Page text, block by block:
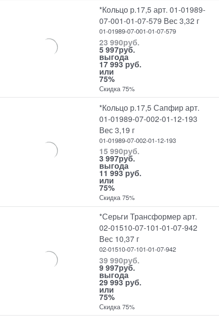
*Кольцо р.17,5 арт. 01-01989-
07-001-01-07-579 Вес 3,32 г
01-01989-07-001-01-07-579
23 990руб.
5 997руб.
выгода
17 993 руб.
или
75%
Скидка 75%
*Кольцо р.17,5 Сапфир арт.
01-01989-07-002-01-12-193
Вес 3,19 г
01-01989-07-002-01-12-193
15 990руб.
3 997руб.
выгода
11 993 руб.
или
75%
Скидка 75%
*Серьги Трансформер арт.
02-01510-07-101-01-07-942
Вес 10,37 г
02-01510-07-101-01-07-942
39 990руб.
9 997руб.
выгода
29 993 руб.
или
75%
Скидка 75%